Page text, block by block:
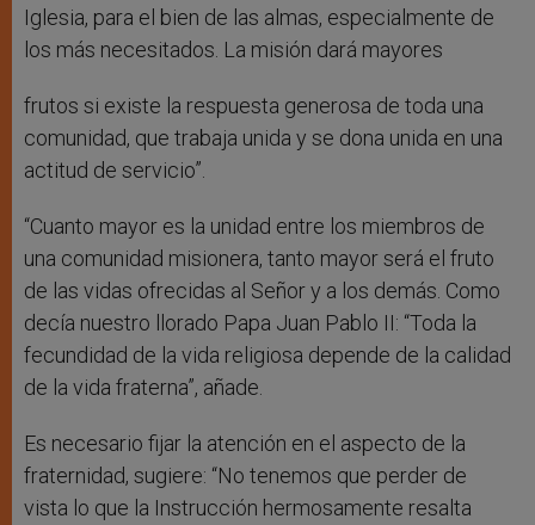
Iglesia, para el bien de las almas, especialmente de
los más necesitados. La misión dará mayores
frutos si existe la respuesta generosa de toda una
comunidad, que trabaja unida y se dona unida en una
actitud de servicio”.
“Cuanto mayor es la unidad entre los miembros de
una comunidad misionera, tanto mayor será el fruto
de las vidas ofrecidas al Señor y a los demás. Como
decía nuestro llorado Papa Juan Pablo II: “Toda la
fecundidad de la vida religiosa depende de la calidad
de la vida fraterna”, añade.
Es necesario fijar la atención en el aspecto de la
fraternidad, sugiere: “No tenemos que perder de
vista lo que la Instrucción hermosamente resalta